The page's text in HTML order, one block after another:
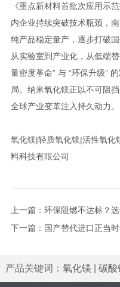
《重点新材料首批次应用示
内企业持续突破技术瓶颈，
纯产品稳定量产，逐步打破国
从实验室到产业化，从低端
量密度革命” 与 “环保升级”
局。纳米氧化镁正以不可阻
全球产业变革注入持久动力。
氧化镁|轻质氧化镁|活性氧化
料科技有限公司
上一篇： 环保阻燃不达标？
下一篇： 国产替代进口正当
产品关键词： 氧化镁 碳酸